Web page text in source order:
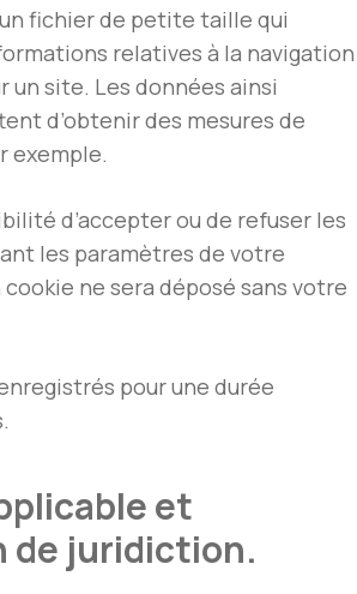
fichier de petite taille qui
relatives à la navigation
un site. Les données ainsi
d’obtenir des mesures de
exemple.
d’accepter ou de refuser les
les paramètres de votre
cookie ne sera déposé sans votre
pour une durée
et
juridiction.